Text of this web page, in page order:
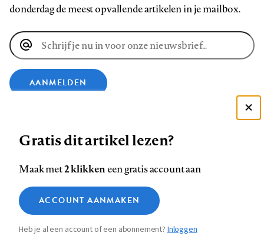
donderdag de meest opvallende artikelen in je mailbox.
E-
mailadres
AANMELDEN
op
Facebook
op
LinkedIn
op
Bluesky
ons
op
InstagramYouTube
Footer
navigation
Contact Colofon Disclaimer Privacy
Medische vragen verdienen
betrouwbare antwoorden
Zie onze cookie policy
Analytische cookies
Marketing cookies
Gratis dit artikel lezen?
Maak met2 klikkeneen gratis account aan
ACCOUNT AANMAKEN
Heb je al een account of een abonnement?Inloggen